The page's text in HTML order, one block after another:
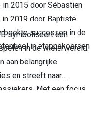
in 2015 door Sébastien
in 2019 door Baptiste
boekte successen in de
in etappekoersen
symboliseert een
in de wielerwereld.
aan belangrijke
en streeft naar
Met een focus
wil Wagner Bazin